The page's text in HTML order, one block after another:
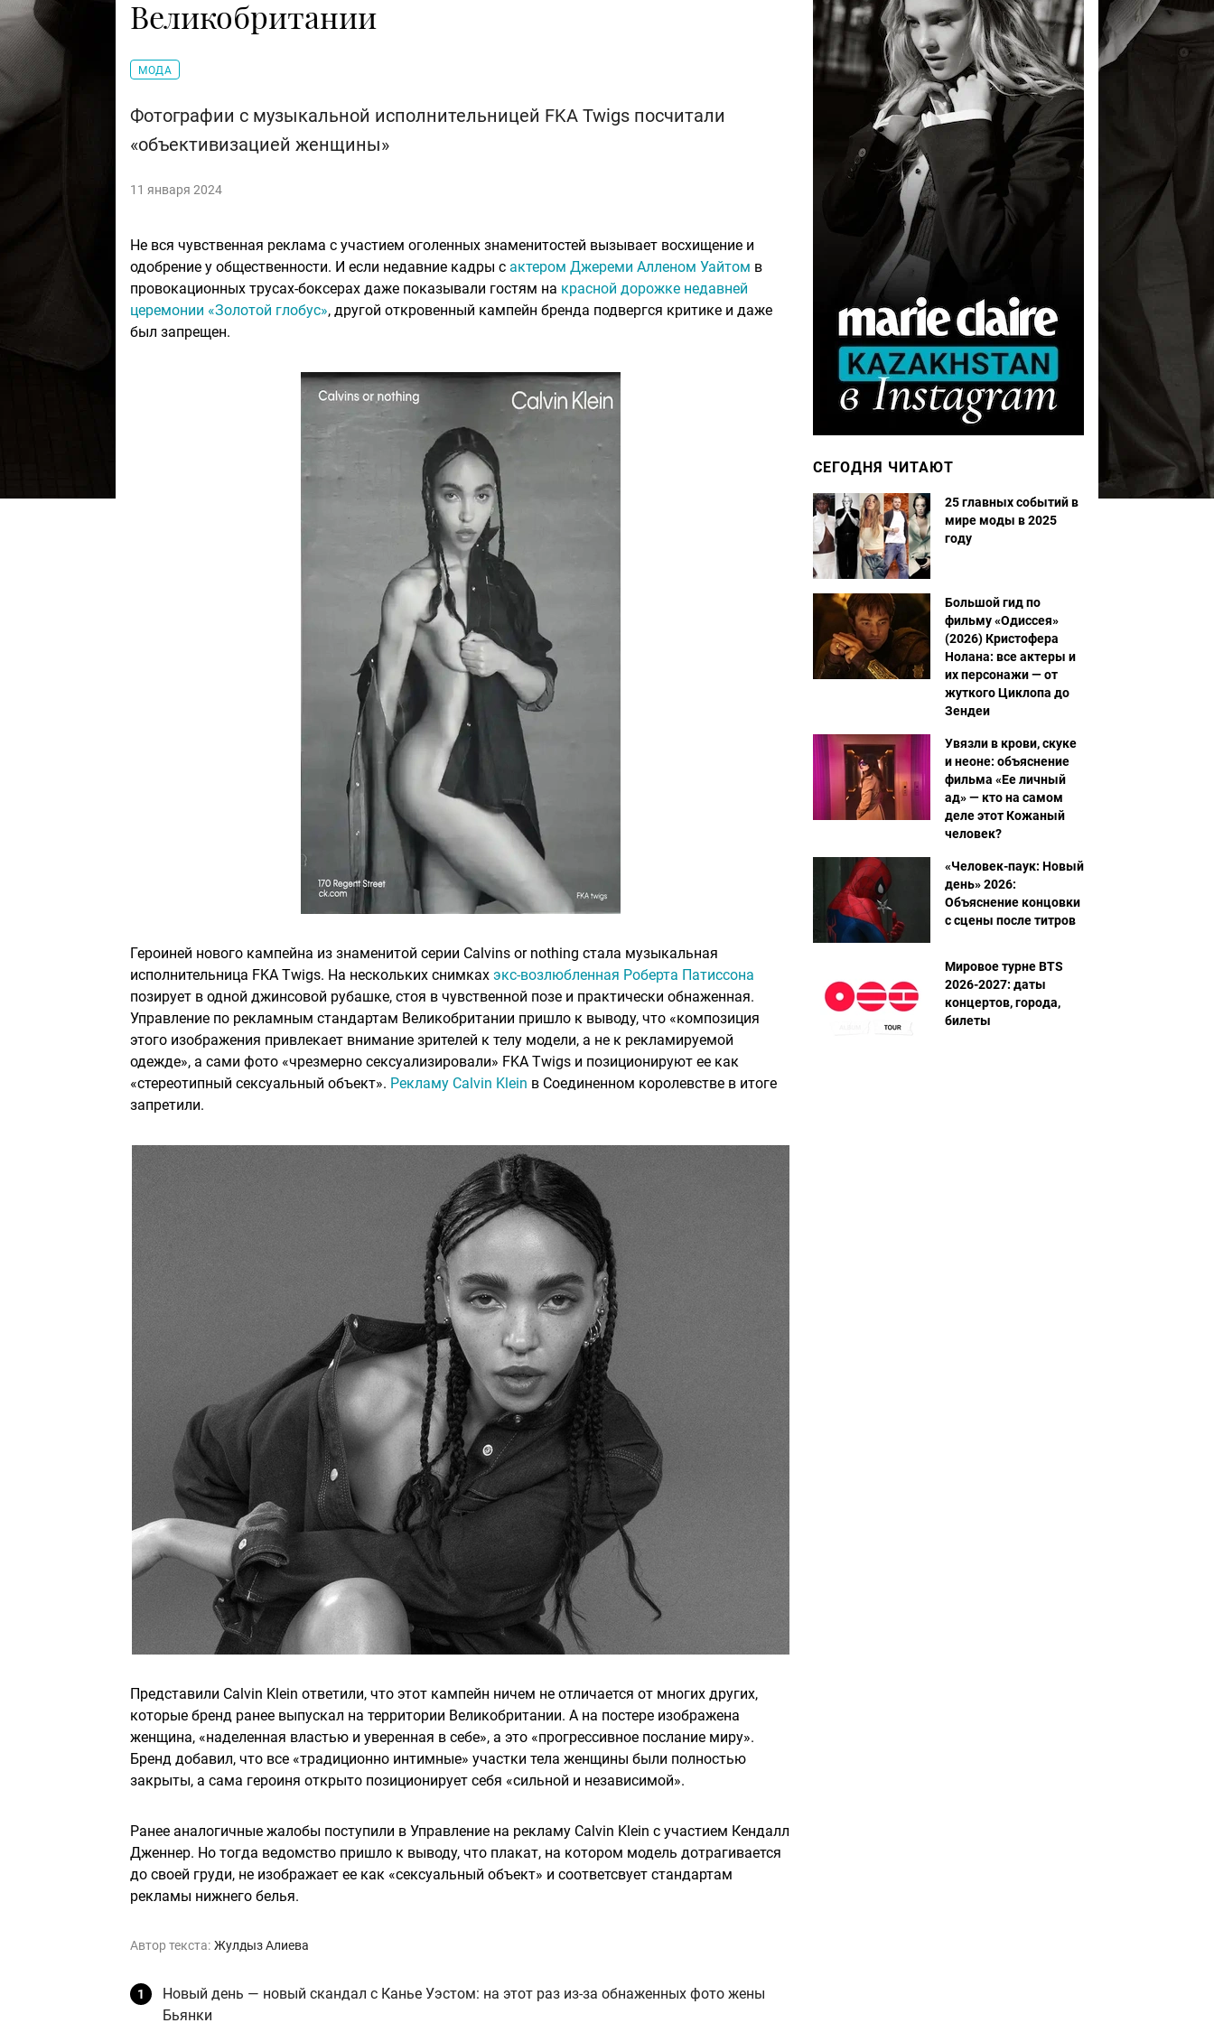
Великобритании
МОДА
Фотографии с музыкальной исполнительницей FKA Twigs посчитали
«объективизацией женщины»
11 января 2024
Не вся чувственная реклама с участием оголенных знаменитостей вызывает восхищение и
одобрение у общественности. И если недавние кадры с актером Джереми Алленом Уайтом в
провокационных трусах-боксерах даже показывали гостям на красной дорожке недавней
церемонии «Золотой глобус», другой откровенный кампейн бренда подвергся критике и даже
был запрещен.
Героиней нового кампейна из знаменитой серии Calvins or nothing стала музыкальная
исполнительница FKA Twigs. На нескольких снимках экс-возлюбленная Роберта Патиссона
позирует в одной джинсовой рубашке, стоя в чувственной позе и практически обнаженная.
Управление по рекламным стандартам Великобритании пришло к выводу, что «композиция
этого изображения привлекает внимание зрителей к телу модели, а не к рекламируемой
одежде», а сами фото «чрезмерно сексуализировали» FKA Twigs и позиционируют ее как
«стереотипный сексуальный объект». Рекламу Calvin Klein в Соединенном королевстве в итоге
запретили.
Представили Calvin Klein ответили, что этот кампейн ничем не отличается от многих других,
которые бренд ранее выпускал на территории Великобритании. А на постере изображена
женщина, «наделенная властью и уверенная в себе», а это «прогрессивное послание миру».
Бренд добавил, что все «традиционно интимные» участки тела женщины были полностью
закрыты, а сама героиня открыто позиционирует себя «сильной и независимой».
Ранее аналогичные жалобы поступили в Управление на рекламу Calvin Klein с участием Кендалл
Дженнер. Но тогда ведомство пришло к выводу, что плакат, на котором модель дотрагивается
до своей груди, не изображает ее как «сексуальный объект» и соответсвует стандартам
рекламы нижнего белья.
Автор текста: Жулдыз Алиева
Новый день — новый скандал с Канье Уэстом: на этот раз из-за обнаженных фото жены
Бьянки
СЕГОДНЯ ЧИТАЮТ
25 главных событий в
мире моды в 2025
году
Большой гид по
фильму «Одиссея»
(2026) Кристофера
Нолана: все актеры и
их персонажи — от
жуткого Циклопа до
Зендеи
Увязли в крови, скуке
и неоне: объяснение
фильма «Ее личный
ад» — кто на самом
деле этот Кожаный
человек?
«Человек-паук: Новый
день» 2026:
Объяснение концовки
с сцены после титров
Мировое турне BTS
2026-2027: даты
концертов, города,
билеты